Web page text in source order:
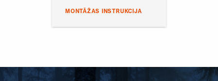
MONTĀŽAS INSTRUKCIJA